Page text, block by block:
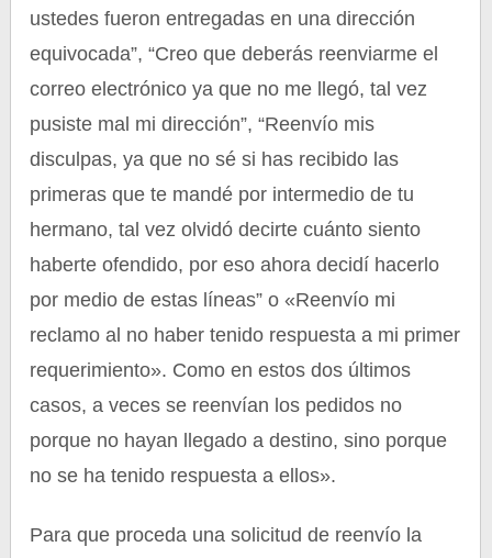
ustedes fueron entregadas en una dirección
equivocada”, “Creo que deberás reenviarme el
correo electrónico ya que no me llegó, tal vez
pusiste mal mi dirección”, “Reenvío mis
disculpas, ya que no sé si has recibido las
primeras que te mandé por intermedio de tu
hermano, tal vez olvidó decirte cuánto siento
haberte ofendido, por eso ahora decidí hacerlo
por medio de estas líneas” o «Reenvío mi
reclamo al no haber tenido respuesta a mi primer
requerimiento». Como en estos dos últimos
casos, a veces se reenvían los pedidos no
porque no hayan llegado a destino, sino porque
no se ha tenido respuesta a ellos».
Para que proceda una solicitud de reenvío la